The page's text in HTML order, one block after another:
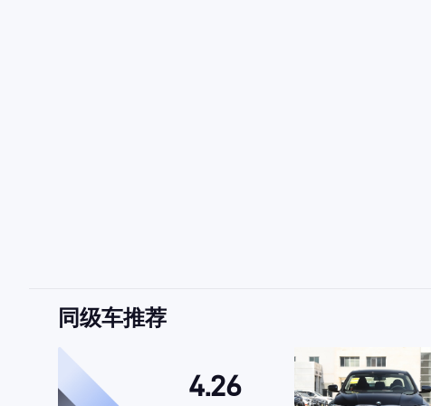
同级车推荐
4.26